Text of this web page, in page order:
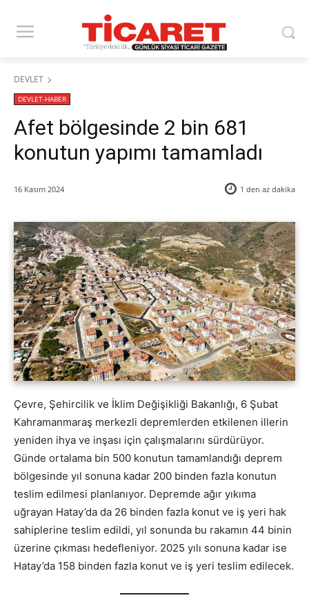
DEVLET
DEVLET-HABER
Afet bölgesinde 2 bin 681
konutun yapımı tamamladı
16 Kasım 2024 1 den az dakika
Çevre, Şehircilik ve İklim Değişikliği Bakanlığı, 6 Şubat
Kahramanmaraş merkezli depremlerden etkilenen illerin
yeniden ihya ve inşası için çalışmalarını sürdürüyor.
Günde ortalama bin 500 konutun tamamlandığı deprem
bölgesinde yıl sonuna kadar 200 binden fazla konutun
teslim edilmesi planlanıyor. Depremde ağır yıkıma
uğrayan Hatay’da da 26 binden fazla konut ve iş yeri hak
sahiplerine teslim edildi, yıl sonunda bu rakamın 44 binin
üzerine çıkması hedefleniyor. 2025 yılı sonuna kadar ise
Hatay’da 158 binden fazla konut ve iş yeri teslim edilecek.